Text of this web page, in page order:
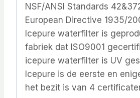
NSF/ANSI Standards
European Directive 1935/
Icepure waterfilter is
fabriek dat ISO9001
icepure waterfilter is UV
Icepure is de eerste en
het bezit is van 4